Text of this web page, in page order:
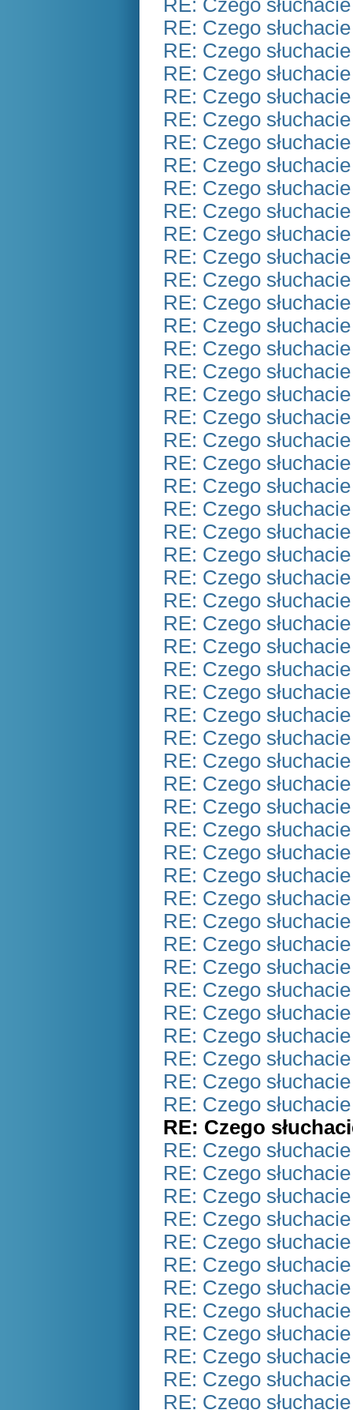
RE: Czego
RE: Czego
RE: Czego
RE: Czego
RE: Czego
RE: Czego
RE: Czego
RE: Czego
RE: Czego
RE: Czego
RE: Czego
RE: Czego
RE: Czego
RE: Czego
RE: Czego
RE: Czego
RE: Czego
RE: Czego
RE: Czego
RE: Czego
RE: Czego
RE: Czego
RE: Czego
RE: Czego
RE: Czego
RE: Czego
RE: Czego
RE: Czego
RE: Czego
RE: Czego
RE: Czego
RE: Czego
RE: Czego
RE: Czego
RE: Czego
RE: Czego
RE: Czego
RE: Czego
RE: Czego
RE: Czego
RE: Czego
RE: Czego
RE: Czego
RE: Czego
RE: Czego
RE: Czego
RE: Czego
RE: Czego
RE: Czego
RE: Czego
RE: Czego
RE: Czego
RE: Czego
RE: Czego
RE: Czego
RE: Czego
RE: Czego
RE: Czego
RE: Czego
RE: Czego
RE: Czego
RE: Czego